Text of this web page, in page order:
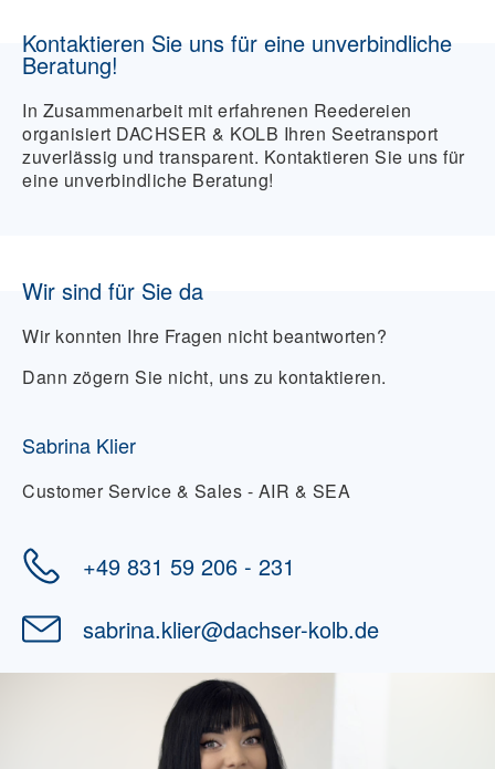
Empfindliche oder wertvolle Güter sollten
entsprechend deklariert werden.
Kontaktieren Sie uns für eine unverbindliche
Beratung!
In Zusammenarbeit mit erfahrenen Reedereien
organisiert DACHSER & KOLB Ihren Seetransport
zuverlässig und transparent. Kontaktieren Sie uns für
eine unverbindliche Beratung!
Wir sind für Sie da
Wir konnten Ihre Fragen nicht beantworten?
Dann zögern Sie nicht, uns zu kontaktieren.
Sabrina Klier
Customer Service & Sales - AIR & SEA
+49 831 59 206 - 231
sabrina.klier@dachser-kolb.de